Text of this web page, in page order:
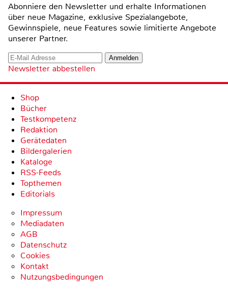
Abonniere den Newsletter und erhalte Informationen
über neue Magazine, exklusive Spezialangebote,
Gewinnspiele, neue Features sowie limitierte Angebote
unserer Partner.
Newsletter abbestellen
Shop
Bücher
Testkompetenz
Redaktion
Gerätedaten
Bildergalerien
Kataloge
RSS-Feeds
Topthemen
Editorials
Impressum
Mediadaten
AGB
Datenschutz
Cookies
Kontakt
Nutzungsbedingungen